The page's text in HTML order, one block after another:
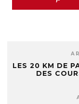
LES 20 KM DE
DES